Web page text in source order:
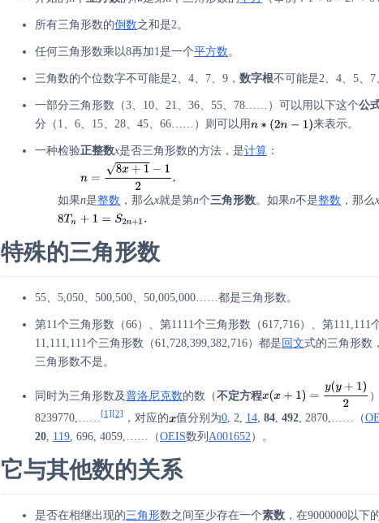
所有三角形数的倒数之和是2。
任何三角形数乘以8再加1是一个平方数。
三角数的个位数字不可能是2、4、7、9，数字根不可能是2、4、5、7
一部分三角形数（3、10、21、36、55、78……）可以用以下这个公
分（1、6、15、28、45、66……）则可以用
来表示。
一种检验正整数x是否三角形数的方法，是计算 ：
如果n是整数 ，那么x就是第n个三角形数。如果n不是整数 ，那么
特殊的三角形数
55、5,050、500,500、50,005,000……都是三角形数。
第11个三角形数（66）、第1111个三角形数（617,716）、第111,111
11,111,111个三角形数（61,728,399,382,716）都是 回文式的三角形数
三角形数不是。
同时为三角形数及普洛尼克数的数（不定方程
8239770,…… [1] [2] ，对应的 值分别为0, 2, 14, 84, 492, 2870,……（
20, 119, 696, 4059,……（OEIS数列A001652）。
它与其他数的关系
是否在相继出现的三角形数之间至少存在一个素数 ，在9000000以下